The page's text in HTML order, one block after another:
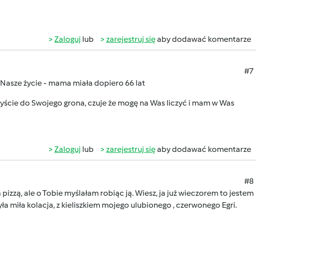
Zaloguj lub zarejestruj sięaby dodawać komentarze
#7
życie - mama miała dopiero 66 lat
do Swojego grona, czuje że mogę na Was liczyć i mam w Was
Zaloguj lub zarejestruj sięaby dodawać komentarze
#8
ale o Tobie myślałam robiąc ją. Wiesz, ja już wieczorem to jestem
miła kolacja, z kieliszkiem mojego ulubionego , czerwonego Egri.